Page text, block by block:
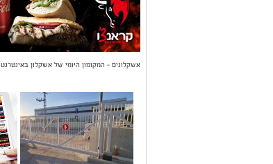
אשקלונים - המקומון היומי של אשקלון באינטרנט